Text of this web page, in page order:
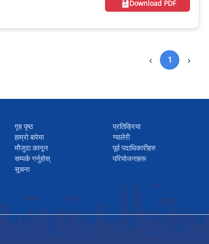
Download PDF
‹ 1 ›
गृह पृष्ठ
हाम्रो बारेमा
मौजुदा कानून
सम्पर्क गर्नुहोस्
सूचना
प्रतिक्रिया
ग्यालेरी
पूर्व पदाधिकारीहरु
परियोजनाहरू